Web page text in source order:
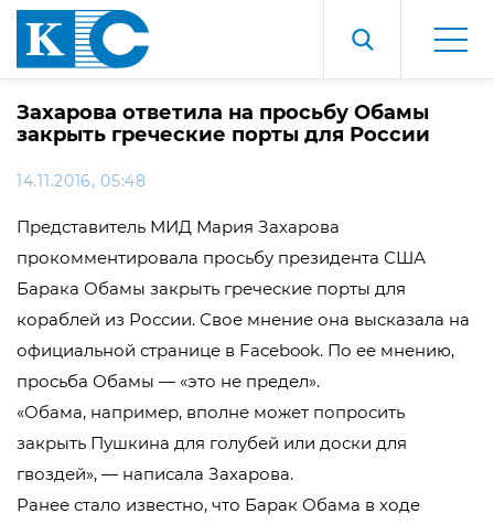
Захарова ответила на просьбу Обамы
закрыть греческие порты для России
14.11.2016, 05:48
Представитель МИД Мария Захарова
прокомментировала просьбу президента США
Барака Обамы закрыть греческие порты для
кораблей из России. Свое мнение она высказала на
официальной странице в Facebook. По ее мнению,
просьба Обамы — «это не предел».
«Обама, например, вполне может попросить
закрыть Пушкина для голубей или доски для
гвоздей», — написала Захарова.
Ранее стало известно, что Барак Обама в ходе